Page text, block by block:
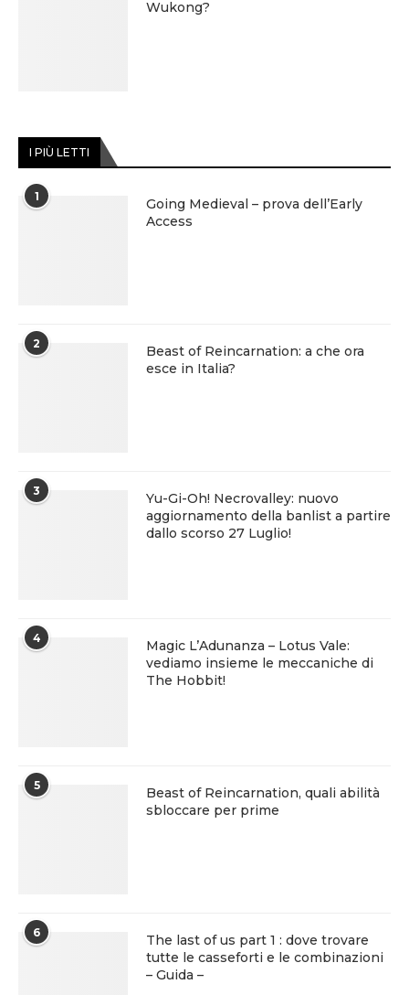
Wukong?
I PIÙ LETTI
1
Going Medieval – prova dell’Early
Access
2
Beast of Reincarnation: a che ora
esce in Italia?
3
Yu-Gi-Oh! Necrovalley: nuovo
aggiornamento della banlist a partire
dallo scorso 27 Luglio!
4
Magic L’Adunanza – Lotus Vale:
vediamo insieme le meccaniche di
The Hobbit!
5
Beast of Reincarnation, quali abilità
sbloccare per prime
6
The last of us part 1 : dove trovare
tutte le casseforti e le combinazioni
– Guida –